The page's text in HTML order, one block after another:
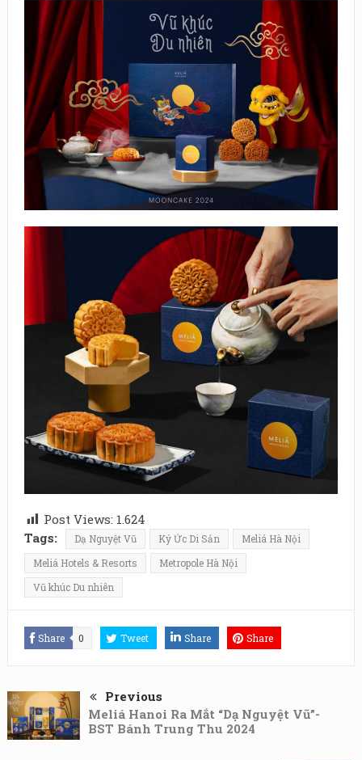
Post Views: 1.624
Tags:
Dạ Nguyệt Vũ Ký Ức Di Sản
Meliá Hà Nội
Meliá Hotels & Resorts
Metropole Hà Nội
Vũ khúc Du nhiên
Share 0 Tweet Share Share
Previous
Meliá Hanoi Ra Mắt “Dạ Nguyệt Vũ”-
BST Bánh Trung Thu 2024